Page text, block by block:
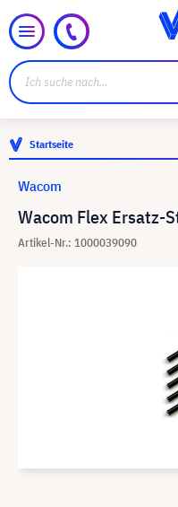
Startseite
Wacom Flex
Artikel-Nr.: 1000039090
Wacom